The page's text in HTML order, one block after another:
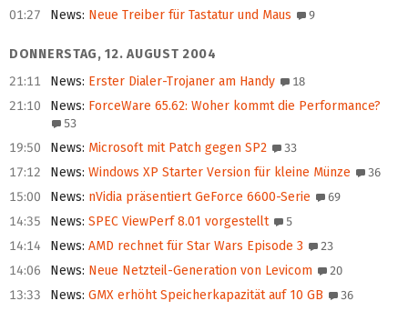
01:27 News: Neue Treiber für Tastatur und Maus 9
DONNERSTAG, 12. AUGUST 2004
21:11
News: Erster Dialer-Trojaner am Handy 18
21:10 News: ForceWare 65.62: Woher kommt die Performance?
53
19:50 News: Microsoft mit Patch gegen SP2 33
17:12 News: Windows XP Starter Version für kleine Münze 36
15:00 News: nVidia präsentiert GeForce 6600-Serie 69
14:35 News: SPEC ViewPerf 8.01 vorgestellt 5
14:14 News: AMD rechnet für Star Wars Episode 3 23
14:06 News: Neue Netzteil-Generation von Levicom 20
13:33 News: GMX erhöht Speicherkapazität auf 10 GB 36